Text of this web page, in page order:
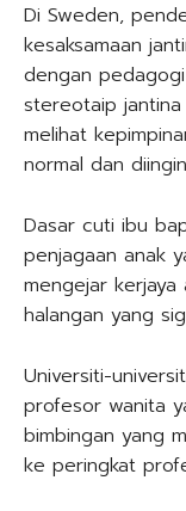
Di Sweden,
kesaksamaan
dengan
stereotaip
melihat
normal dan
Dasar cuti ibu
penjagaan anak
mengejar kerjaya
halangan yang
Universiti-
profesor wanita
bimbingan yang
ke peringkat